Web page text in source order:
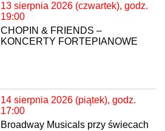
13 sierpnia 2026 (czwartek), godz.
19:00
CHOPIN & FRIENDS –
KONCERTY FORTEPIANOWE
14 sierpnia 2026 (piątek), godz.
17:00
Broadway Musicals przy świecach